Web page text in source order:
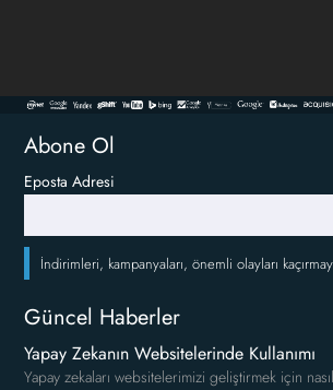
Abone Ol
Eposta Adresi
İndirimleri, kampanyaları, önemli olayları
Güncel Haberler
Yapay Zekanın Websitelerinde Kullanımı
Yapay zekaları websitelerimizi geliştirmek için